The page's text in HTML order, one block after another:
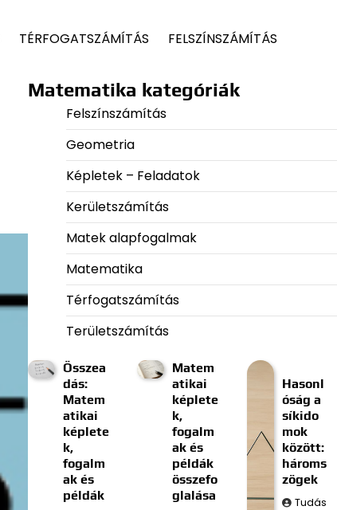
TÉRFOGATSZÁMÍTÁS FELSZÍNSZÁMÍTÁS
Matematika kategóriák
Felszínszámítás
Geometria
Képletek – Feladatok
Kerületszámítás
Matek alapfogalmak
Matematika
Térfogatszámítás
Területszámítás
Összea
dás:
Matem
atikai
képlete
k,
fogalm
ak és
példák
Matem
atikai
képlete
k,
fogalm
ak és
példák
összefo
glalása
Hasonl
óság a
síkido
mok
között:
hároms
zögek
Tudás